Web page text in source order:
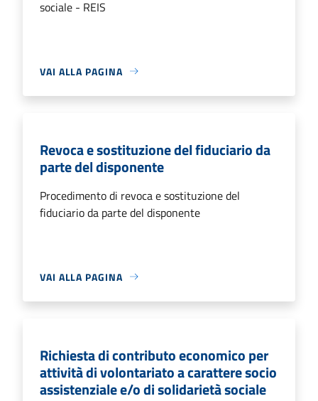
sociale - REIS
VAI ALLA PAGINA
Revoca e sostituzione del fiduciario da
parte del disponente
Procedimento di revoca e sostituzione del
fiduciario da parte del disponente
VAI ALLA PAGINA
Richiesta di contributo economico per
attività di volontariato a carattere socio
assistenziale e/o di solidarietà sociale